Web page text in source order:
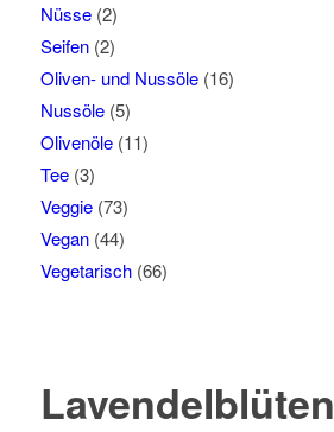
Nüsse (2)
Seifen (2)
Oliven- und Nussöle (16)
Nussöle (5)
Olivenöle (11)
Tee (3)
Veggie (73)
Vegan (44)
Vegetarisch (66)
Lavendelblüten